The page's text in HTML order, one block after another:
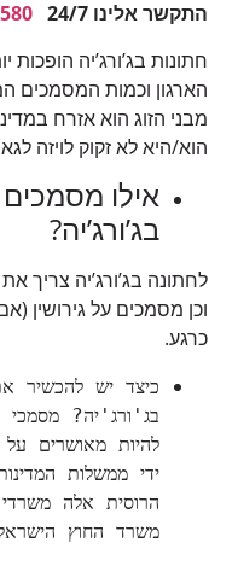
התקשר אלינו 24/7
חתונות בג’ורג’יה הופכות
הארגון וכמות המסמכים
מבני הזוג הוא אזרח
הוא/היא לא זקוק לויזה
אילו מסמכים
בג’ורג’יה?
לחתונה בג’ורג’יה צריך את
וכן מסמכים על גירושין (אם
כרגע.
משרד החוץ